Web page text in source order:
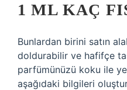
1 ML KAÇ
Bunlardan birini satın
doldurabilir ve hafifçe
parfümünüzü koku ile
aşağıdaki bilgileri